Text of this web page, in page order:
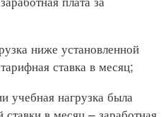
ниже установленной
ставка в месяц;
нагрузка была
в месяц – заработная